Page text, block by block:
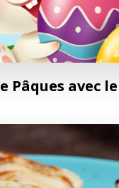
Pâques avec le